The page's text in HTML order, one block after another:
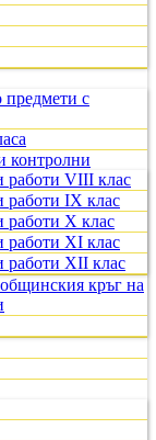
предмети с
контролни
работи VIII клас
работи IX клас
работи X клас
работи XI клас
работи XII клас
кръг на